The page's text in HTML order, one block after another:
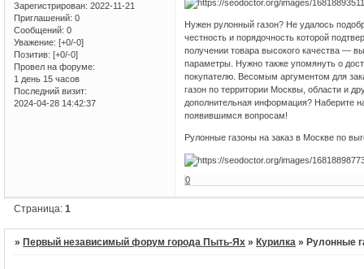
Зарегистрирован: 2022-11-21
Приглашений: 0
Сообщений: 0
Уважение: [+0/-0]
Позитив: [+0/-0]
Провел на форуме:
1 день 15 часов
Последний визит:
2024-04-28 14:42:37
Нужен рулонный газон? Не удалось
честность и порядочность которой
получении товара высокого качества —
параметры. Нужно также упомянуть о
покупателю. Весомым аргументом для
газон по территории Москвы, области и
дополнительная информация? Наберите
появившимся вопросам!
Рулонные газоны на заказ в Москве по
0
Страница:1
» Первый независимый форум города Пыть-Ях » Курилка » Рулонные